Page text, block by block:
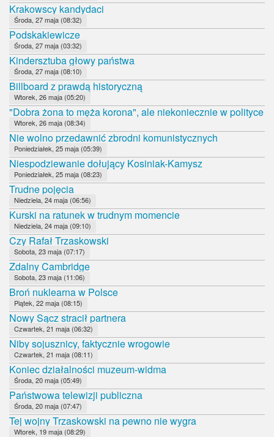
Krakowscy kandydaci
Środa, 27 maja (08:32)
Podskakiewicze
Środa, 27 maja (03:32)
Kindersztuba głowy państwa
Środa, 27 maja (08:10)
Billboard z prawdą historyczną
Wtorek, 26 maja (05:20)
"Dobra żona to męża korona", ale niekoniecznie w polityce
Wtorek, 26 maja (08:34)
Nie wolno przedawnić zbrodni komunistycznych
Poniedziałek, 25 maja (05:39)
Niespodziewanie dołujący Kosiniak-Kamysz
Poniedziałek, 25 maja (08:23)
Trudne pojęcia
Niedziela, 24 maja (06:56)
Kurski na ratunek w trudnym momencie
Niedziela, 24 maja (09:10)
Czy Rafał Trzaskowski
Sobota, 23 maja (07:17)
Zdalny Cambridge
Sobota, 23 maja (11:06)
Broń nuklearna w Polsce
Piątek, 22 maja (08:15)
Nowy Sącz stracił partnera
Czwartek, 21 maja (06:32)
Niby sojusznicy, faktycznie wrogowie
Czwartek, 21 maja (08:11)
Koniec działalności muzeum-widma
Środa, 20 maja (05:49)
Państwowa telewizji publiczna
Środa, 20 maja (07:47)
Tej wojny Trzaskowski na pewno nie wygra
Wtorek, 19 maja (08:29)